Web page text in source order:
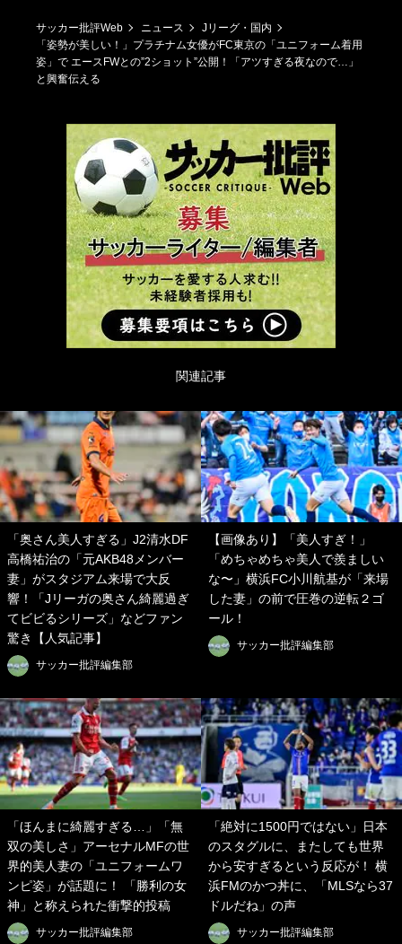
サッカー批評Web ニュース
Jリーグ・国内
「姿勢が美しい！」プラチナム女優がFC東京の「ユニフォーム着用
姿」で エースFWとの”2ショット”公開！「アツすぎる夜なので…」
と興奮伝える
関連記事
「奥さん美人すぎる」J2清水DF
高橋祐治の「元AKB48メンバー
妻」がスタジアム来場で大反
響！「Jリーガの奥さん綺麗過ぎ
てビビるシリーズ」などファン
驚き【人気記事】
サッカー批評編集部
【画像あり】「美人すぎ！」
「めちゃめちゃ美人で羨ましい
な〜」横浜FC小川航基が「来場
した妻」の前で圧巻の逆転２ゴ
ール！
サッカー批評編集部
「ほんまに綺麗すぎる…」「無
双の美しさ」アーセナルMFの世
界的美人妻の「ユニフォームワ
ンピ姿」が話題に！ 「勝利の女
神」と称えられた衝撃的投稿
サッカー批評編集部
「絶対に1500円ではない」日本
のスタグルに、またしても世界
から安すぎるという反応が！ 横
浜FMのかつ丼に、「MLSなら37
ドルだね」の声
サッカー批評編集部